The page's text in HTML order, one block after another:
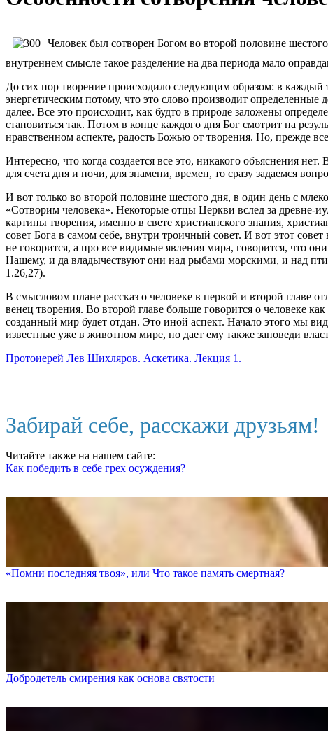
Человек был сотворен Богом во второй половине
внутреннем смысле такое разделение на два периода мало
До сих пор творение происходило следующим образом: в каждый
энергетическим потому, что это слово производит
далее. Все это происходит, как будто в природе заложены
становиться так. Потом в конце каждого дня Бог смотрит на
нравственном аспекте, радость Божью от творения. Но, прежде
Интересно, что когда создается все это, никакого объяснения
для счета дня и ночи, для знамени, времен, то сразу задаемся
И вот только во второй половине шестого дня, в один день с
«Сотворим человека». Некоторые отцы Церкви вслед за древне-
картины творения, именно в свете христианского знания,
совет Бога в самом себе, внутри троичный совет. И вот этот
не говорится, а про все видимые явления мира, говорится, что
Нашему, и да владычествуют они над рыбами морскими, и над
1.26,27).
В смысловом плане рассказ о человеке в первой и второй главе
венец творения. Во второй главе больше говорится о человеке
созданный мир будет отдан. Это иной аспект. Начало этого мы
известные уже в животном мире, но дает ему также заповеди
Протоиерей Лев Шихляров. Аскетика. Лекция 1.
Забирай себе, расскажи друзьям!
Читайте также на нашем сайте:
Как победить в себе грех осуждения?
«Помни последняя твоя», или Что такое память смертная?
Добродетель смирения как основа святости